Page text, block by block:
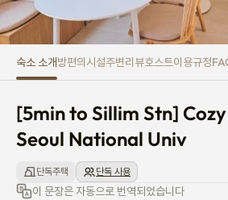
숙소 소개방편의시설주변리뷰호스트이용규정
[5min to Sillim Stn]
Seoul National Univ
단독주택 단독 사용
이 문장은 자동으로 번역되었습니다